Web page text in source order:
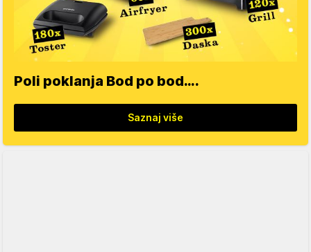
Poli poklanja Bod po bod….
Saznaj više